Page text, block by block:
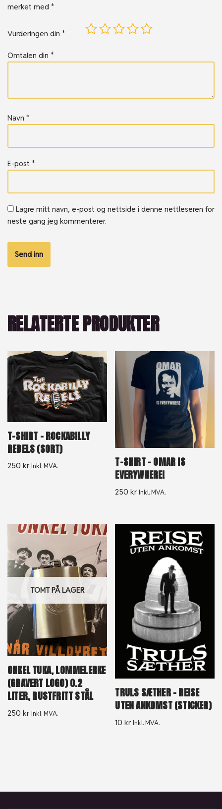
merket med *
Vurderingen din *
Omtalen din *
Navn *
E-post *
Lagre mitt navn, e-post og nettside i denne nettleseren for
neste gang jeg kommenterer.
RELATERTE PRODUKTER
T-SHIRT – ROCKABILLY
REBELS (SORT)
250 kr Inkl. MVA.
T-SHIRT – OMAR IS
EVERYWHERE!
250kr Inkl. MVA.
TOMT PÅ LAGER
ONKEL TUKA, LOMMELERKE
(GRAVERT LOGO) 0.2
LITER, RUSTFRITT STÅL
250 kr Inkl. MVA.
TRULS SÆTHER – REISE
UTEN ANKOMST (STICKER)
10kr Inkl. MVA.